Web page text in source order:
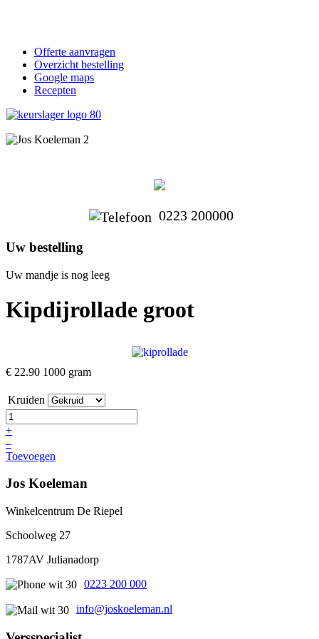
Offerte aanvragen
Overzicht bestelling
Google maps
Recepten
0223 200000
Uw bestelling
Uw mandje is nog leeg
Kipdijrollade groot
€ 22.90 1000 gram
Kruiden
+
–
Toevoegen
Jos Koeleman
Winkelcentrum De Riepel
Schoolweg 27
1787AV Julianadorp
0223 200 000
info@joskoeleman.nl